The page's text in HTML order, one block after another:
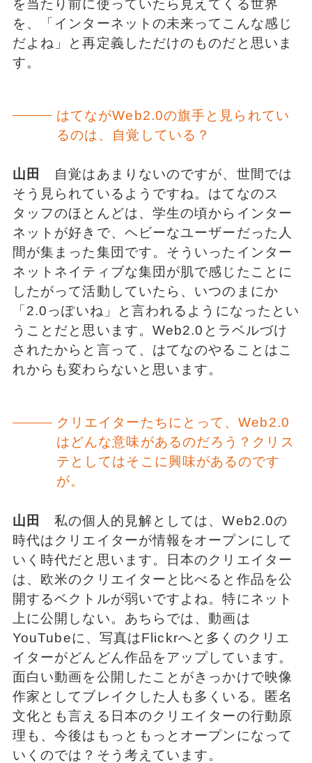
を当たり前に使っていたら見えてくる世界
を、「インターネットの未来ってこんな感じ
だよね」と再定義しただけのものだと思いま
す。
はてながWeb2.0の旗手と見られてい
るのは、自覚している？
山田
自覚はあまりないのですが、世間では
そう見られているようですね。はてなのス
タッフのほとんどは、学生の頃からインター
ネットが好きで、ヘビーなユーザーだった人
間が集まった集団です。そういったインター
ネットネイティブな集団が肌で感じたことに
したがって活動していたら、いつのまにか
「2.0っぽいね」と言われるようになったとい
うことだと思います。Web2.0とラベルづけ
されたからと言って、はてなのやることはこ
れからも変わらないと思います。
クリエイターたちにとって、Web2.0
はどんな意味があるのだろう？クリス
テとしてはそこに興味があるのです
が。
山田
私の個人的見解としては、Web2.0の
時代はクリエイターが情報をオープンにして
いく時代だと思います。日本のクリエイター
は、欧米のクリエイターと比べると作品を公
開するベクトルが弱いですよね。特にネット
上に公開しない。あちらでは、動画は
YouTubeに、写真はFlickrへと多くのクリエ
イターがどんどん作品をアップしています。
面白い動画を公開したことがきっかけで映像
作家としてブレイクした人も多くいる。匿名
文化とも言える日本のクリエイターの行動原
理も、今後はもっともっとオープンになって
いくのでは？そう考えています。